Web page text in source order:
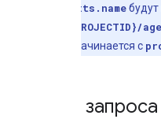
outputContexts.name
projects/${PROJECTID}/
функции это начинается с
Тело запроса